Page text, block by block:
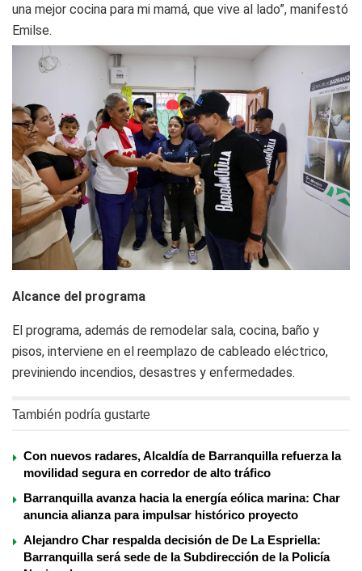
una mejor cocina para mi mamá, que vive al lado”, manifestó
Emilse.
Alcance del programa
El programa, además de remodelar sala, cocina, baño y
pisos, interviene en el reemplazo de cableado eléctrico,
previniendo incendios, desastres y enfermedades.
También podría gustarte
Con nuevos radares, Alcaldía de Barranquilla refuerza la
movilidad segura en corredor de alto tráfico
Barranquilla avanza hacia la energía eólica marina: Char
anuncia alianza para impulsar histórico proyecto
Alejandro Char respalda decisión de De La Espriella:
Barranquilla será sede de la Subdirección de la Policía